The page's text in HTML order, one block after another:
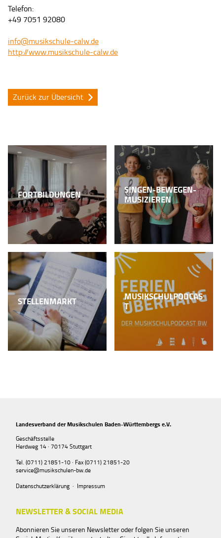
Telefon:
+49 7051 92080
info@musikschule-calw.de
http://www.musikschule-calw.de
Zurück zur Übersicht
FORTBILDUNGEN
SINGEN-BEWEGEN-
MUSIZIEREN
STELLENMARKT
MUSIKSCHULPODCAS
T
Landesverband der Musikschulen Baden-Württembergs e.V.
Geschäftsstelle
Herdweg 14 · 70174 Stuttgart
Tel. (0711) 21851-10 · Fax (0711) 21851-20
service@musikschulen-bw.de
Datenschutzerklärung · Impressum
NEWSLETTER & SOCIAL MEDIA
Abonnieren Sie unseren Newsletter oder folgen Sie unseren